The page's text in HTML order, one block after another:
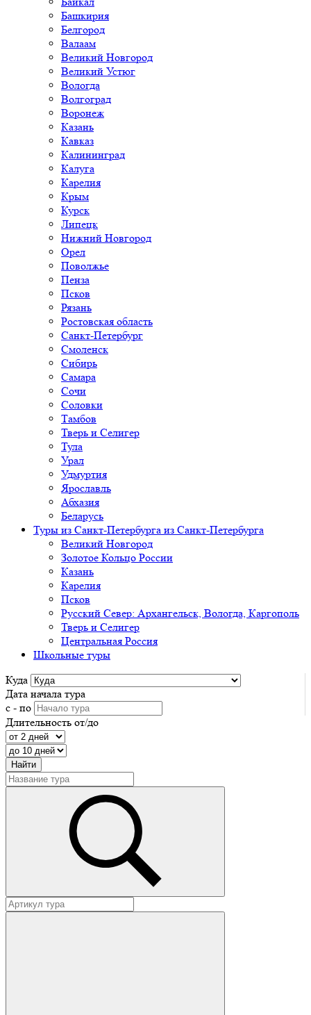
Башкирия
Белгород
Валаам
Великий Новгород
Великий Устюг
Вологда
Волгоград
Воронеж
Казань
Кавказ
Калининград
Калуга
Карелия
Крым
Курск
Липецк
Нижний Новгород
Орел
Поволжье
Пенза
Псков
Рязань
Ростовская область
Санкт-Петербург
Смоленск
Сибирь
Самара
Сочи
Соловки
Тамбов
Тверь и Селигер
Тула
Урал
Удмуртия
Ярославль
Абхазия
Беларусь
Туры из Санкт-Петербурга из Санкт-Петербурга
Великий Новгород
Золотое Кольцо России
Казань
Карелия
Псков
Русский Север: Архангельск, Вологда, Каргополь
Тверь и Селигер
Центральная Россия
Школьные туры
Куда
Дата начала тура
с - по
Длительность от/до